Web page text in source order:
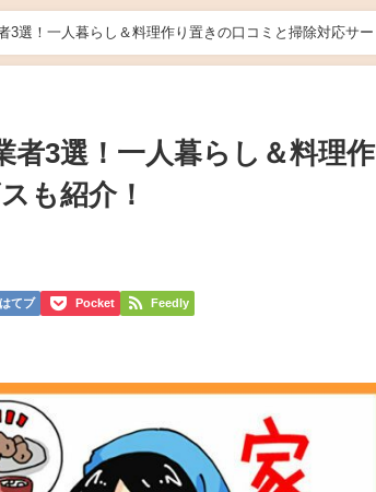
3選！一人暮らし＆料理作り置きの口コミと掃除対応サー
者3選！一人暮らし＆料理
も紹介！
はてブ Pocket Feedly